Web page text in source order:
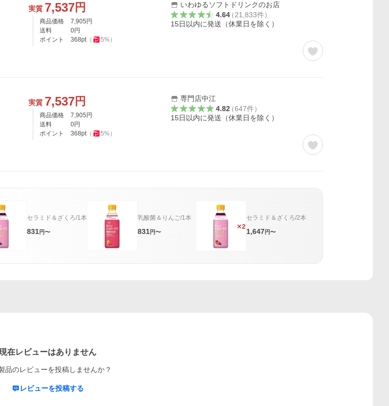
実質 7,537円
商品価格 7,905 円
送料
0円
ポイント
368pt（ 5%）
いわゆるソフトドリンクのお店
4.64（21,833件）
15日以内に発送（休業日を除く）
実質 7,537円
商品価格 7,905 円
送料
0円
ポイント
368pt（ 5%）
専門店中江
4.82（647件）
15日以内に発送（休業日を除く）
セラミド＆ざくろ/1本
831円〜
乳酸菌＆りんご/1本
831円〜
セラミド＆ざくろ/2本
1,647円〜
在レビューはありません
品のレビューを投稿しませんか？
レビューを投稿する